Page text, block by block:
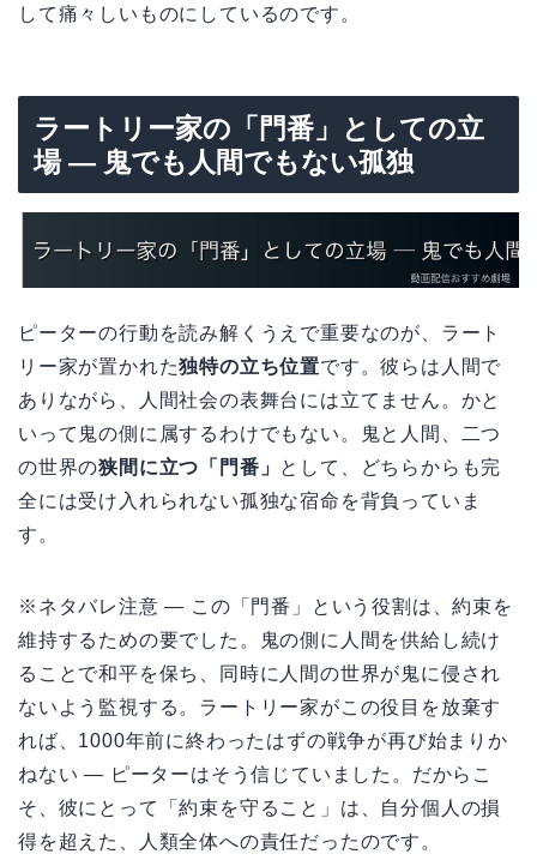
して痛々しいものにしているのです。
ラートリー家の「門番」としての立
場 — 鬼でも人間でもない孤独
ピーターの行動を読み解くうえで重要なのが、ラート
リー家が置かれた独特の立ち位置です。彼らは人間で
ありながら、人間社会の表舞台には立てません。かと
いって鬼の側に属するわけでもない。鬼と人間、二つ
の世界の狭間に立つ「門番」 として、どちらからも完
全には受け入れられない孤独な宿命を背負っていま
す。
※ネタバレ注意 — この「門番」という役割は、約束を
維持するための要でした。鬼の側に人間を供給し続け
ることで和平を保ち、同時に人間の世界が鬼に侵され
ないよう監視する。ラートリー家がこの役目を放棄す
れば、1000年前に終わったはずの戦争が再び始まりか
ねない — ピーターはそう信じていました。だからこ
そ、彼にとって「約束を守ること」は、自分個人の損
得を超えた、人類全体への責任だったのです。